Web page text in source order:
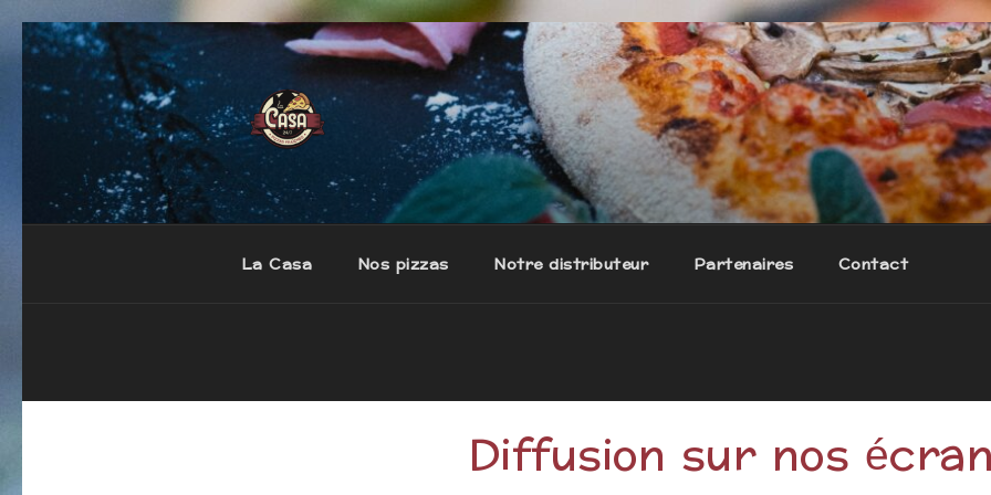
LA CASA
Pizzas fraiches et artisanales à emporter 24/7
La Casa Nos pizzas Notre distributeur Partenaires Contact
Diffusion sur nos